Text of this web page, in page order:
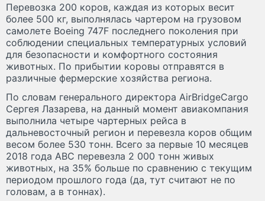
Перевозка 200 коров, каждая из которых весит
более 500 кг, выполнялась чартером на грузовом
самолете Boeing 747F последнего поколения при
соблюдении специальных температурных условий
для безопасности и комфортного состояния
животных. По прибытии коровы отправятся в
различные фермерские хозяйства региона.
По словам генерального директора AirBridgeCargo
Сергея Лазарева, на данный момент авиакомпания
выполнила четыре чартерных рейса в
дальневосточный регион и перевезла коров общим
весом более 530 тонн. Всего за первые 10 месяцев
2018 года АВС перевезла 2 000 тонн живых
животных, на 35% больше по сравнению с текущим
периодом прошлого года (да, тут считают не по
головам, а в тоннах).